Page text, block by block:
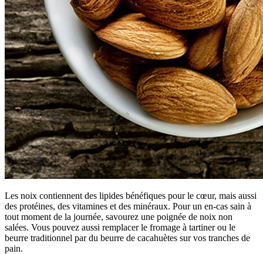
Les noix contiennent des lipides bénéfiques pour le cœur, mais aussi
des protéines, des vitamines et des minéraux. Pour un en-cas sain à
tout moment de la journée, savourez une poignée de noix non
salées. Vous pouvez aussi remplacer le fromage à tartiner ou le
beurre traditionnel par du beurre de cacahuètes sur vos tranches de
pain.